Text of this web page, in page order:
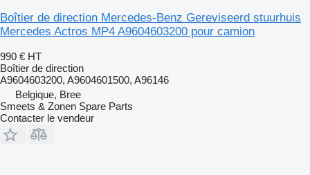
Boîtier de direction Mercedes-Benz Gereviseerd stuurhuis
Mercedes Actros MP4 A9604603200 pour camion
990 € HT
Boîtier de direction
A9604603200, A9604601500, A96146
Belgique, Bree
Smeets & Zonen Spare Parts
Contacter le vendeur